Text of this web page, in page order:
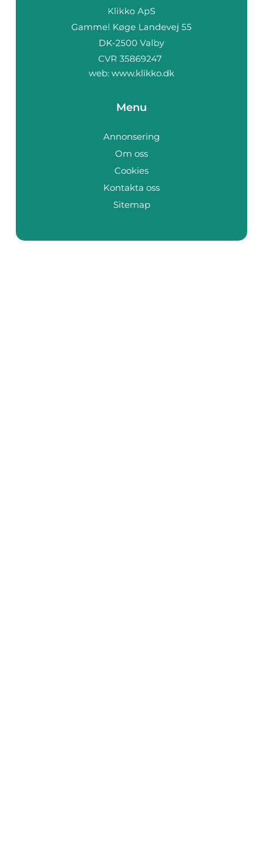
web: www.klikko.dk
Menu
Annonsering
Om oss
Cookies
Kontakta oss
Sitemap